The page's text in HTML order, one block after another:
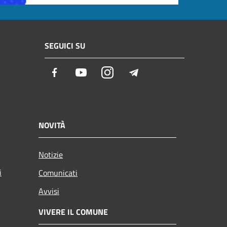
SEGUICI SU
Facebook YoutubeInstagram
NOVITÀ
Notizie
Comunicati
Avvisi
VIVERE IL COMUNE